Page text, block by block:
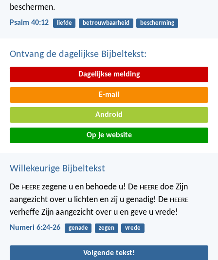
beschermen.
Psalm 40:12 liefde betrouwbaarheid bescherming
Ontvang de dagelijkse Bijbeltekst:
Dagelijkse melding
E-mail
Android
Op je website
Willekeurige Bijbeltekst
De HEERE zegene u en behoede u! De HEERE doe Zijn
aangezicht over u lichten en zij u genadig! De HEERE
verheffe Zijn aangezicht over u en geve u vrede!
Numeri 6:24-26 genade zegen vrede
Volgende tekst!